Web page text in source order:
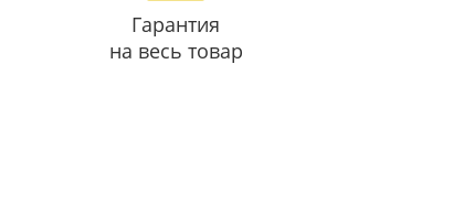
Гарантия
на весь товар